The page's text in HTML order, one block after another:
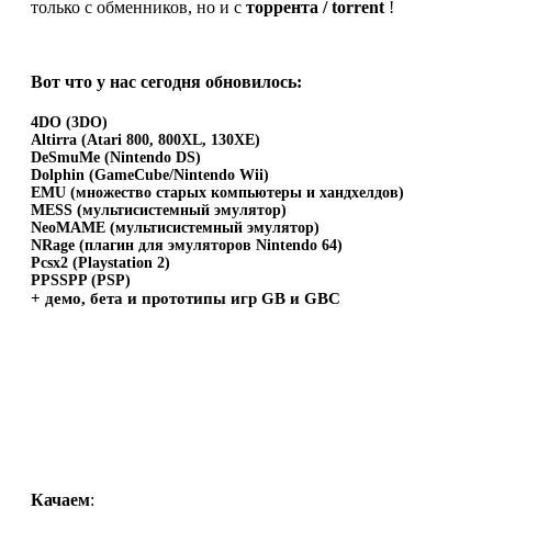
только с обменников, но и с торрента / torrent!
Вот что у нас сегодня обновилось:
4DO (3DO)
Altirra (Atari 800, 800XL, 130XE)
DeSmuMe (Nintendo DS)
Dolphin (GameCube/Nintendo Wii)
EMU (множество старых компьютеры и хандхелдов)
MESS (мультисистемный эмулятор)
NeoMAME (мультисистемный эмулятор)
NRage (плагин для эмуляторов Nintendo 64)
Pcsx2 (Playstation 2)
PPSSPP (PSP)
+ демо, бета и прототипы игр GB и GBC
Качаем: